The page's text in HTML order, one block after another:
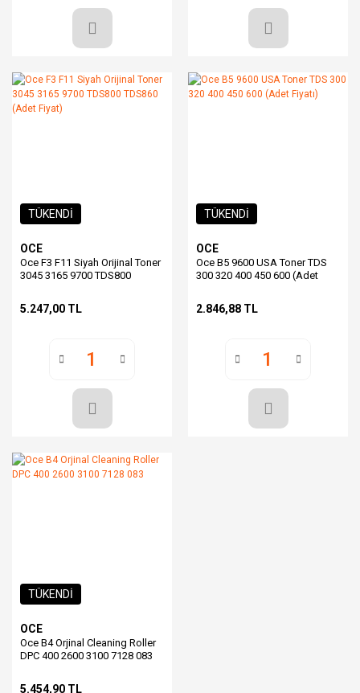
TÜKENDİ
OCE
Oce F3 F11 Siyah Orijinal Toner
3045 3165 9700 TDS800
5.247,00 TL
TÜKENDİ
OCE
Oce B5 9600 USA Toner TDS
300 320 400 450 600 (Adet
2.846,88 TL
TÜKENDİ
OCE
Oce B4 Orjinal Cleaning Roller
DPC 400 2600 3100 7128 083
5.454,90 TL